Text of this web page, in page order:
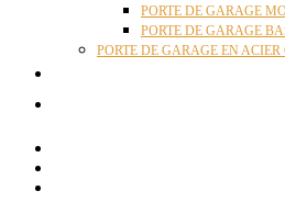
PORTE DE GARAGE
PORTE DE GARAGE
PORTE DE GARAGE EN